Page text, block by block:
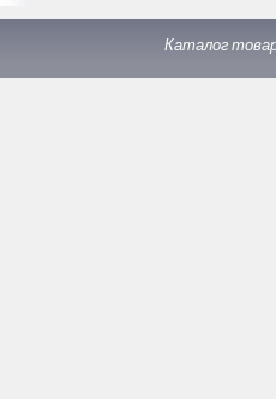
Каталог